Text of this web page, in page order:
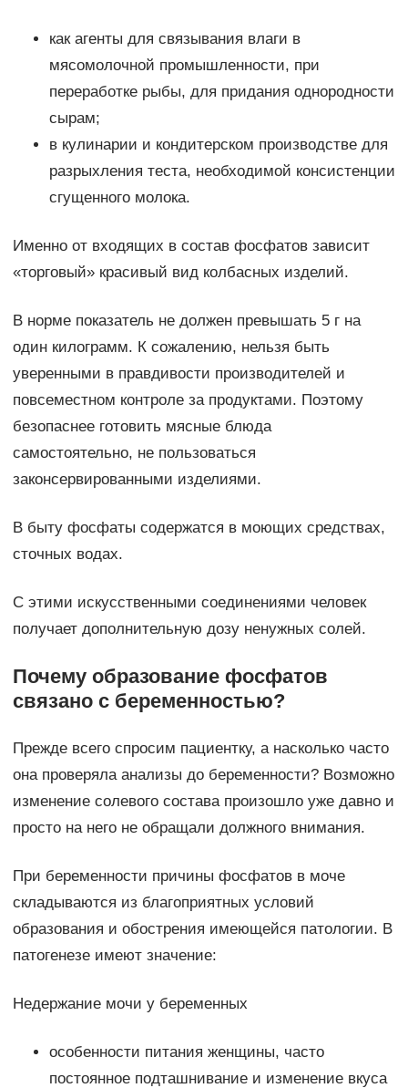
как агенты для связывания влаги в
мясомолочной промышленности, при
переработке рыбы, для придания однородности
сырам;
в кулинарии и кондитерском производстве для
разрыхления теста, необходимой консистенции
сгущенного молока.
Именно от входящих в состав фосфатов зависит
«торговый» красивый вид колбасных изделий.
В норме показатель не должен превышать 5 г на
один килограмм. К сожалению, нельзя быть
уверенными в правдивости производителей и
повсеместном контроле за продуктами. Поэтому
безопаснее готовить мясные блюда
самостоятельно, не пользоваться
законсервированными изделиями.
В быту фосфаты содержатся в моющих средствах,
сточных водах.
С этими искусственными соединениями человек
получает дополнительную дозу ненужных солей.
Почему образование фосфатов
связано с беременностью?
Прежде всего спросим пациентку, а насколько часто
она проверяла анализы до беременности? Возможно
изменение солевого состава произошло уже давно и
просто на него не обращали должного внимания.
При беременности причины фосфатов в моче
складываются из благоприятных условий
образования и обострения имеющейся патологии. В
патогенезе имеют значение:
Недержание мочи у беременных
особенности питания женщины, часто
постоянное подташнивание и изменение вкуса